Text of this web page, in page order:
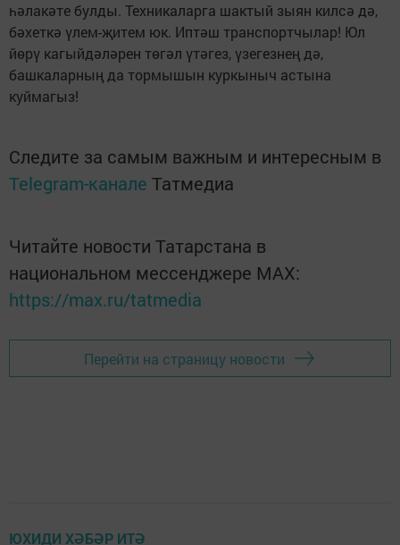
һәлакәте булды. Техникаларга шактый зыян килсә дә,
бәхеткә үлем-җитем юк. Иптәш транспортчылар! Юл
йөрү кагыйдәләрен төгәл үтәгез, үзегезнең дә,
башкаларның да тормышын куркыныч астына
куймагыз!
Следите за самым важным и интересным в
Telegram-канале Татмедиа
Читайте новости Татарстана в
национальном мессенджере MАХ:
https://max.ru/tatmedia
Перейти на страницу новости
ЮХИДИ ХӘБӘР ИТӘ